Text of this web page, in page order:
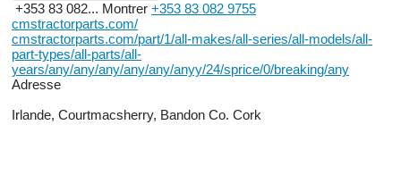
+353 83 082... Montrer +353 83 082 9755
cmstractorparts.com/
cmstractorparts.com/part/1/all-makes/all-series/all-models/all-
part-types/all-parts/all-
years/any/any/any/any/any/anyy/24/sprice/0/breaking/any
Adresse
Irlande, Courtmacsherry, Bandon Co. Cork